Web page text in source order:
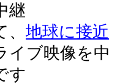
継
地球に接近
イブ映像を中
す